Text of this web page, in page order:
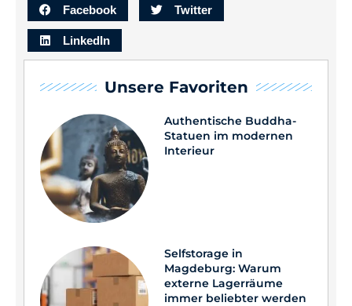
Unsere Favoriten
Authentische Buddha-
Statuen im modernen
Interieur
Selfstorage in
Magdeburg: Warum
externe Lagerräume
immer beliebter werden
Facebook Twitter
LinkedIn